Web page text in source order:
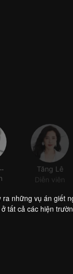
Tăng Lê
Diễn viên
những vụ án giết
tất cả các hiện
Trong quá trình đi
dần được hé lộ.